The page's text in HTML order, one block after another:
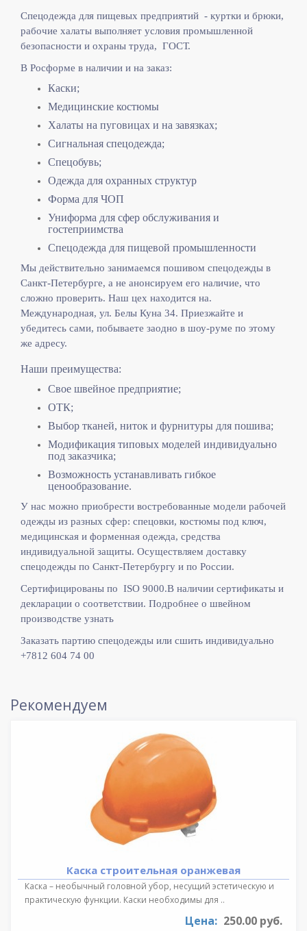
Спецодежда для пищевых предприятий - куртки и брюки,
рабочие халаты выполняет условия промышленной
безопасности и охраны труда, ГОСТ.
В Росформе в наличии и на заказ:
Каски;
Медицинские костюмы
Халаты на пуговицах и на завязках;
Сигнальная спецодежда;
Спецобувь;
Одежда для охранных структур
Форма для ЧОП
Униформа для сфер обслуживания и
гостеприимства
Спецодежда для пищевой промышленности
Мы действительно занимаемся пошивом спецодежды в
Санкт-Петербурге, а не анонсируем его наличие, что
сложно проверить. Наш цех находится на.
Международная, ул. Белы Куна 34. Приезжайте и
убедитесь сами, побываете заодно в шоу-руме по этому
же адресу.
Наши преимущества:
Свое швейное предприятие;
ОТК;
Выбор тканей, ниток и фурнитуры для пошива;
Модификация типовых моделей индивидуально
под заказчика;
Возможность устанавливать гибкое
ценообразование.
У нас можно приобрести востребованные модели рабочей
одежды из разных сфер: спецовки, костюмы под ключ,
медицинская и форменная одежда, средства
индивидуальной защиты. Осуществляем доставку
спецодежды по Санкт-Петербургу и по России.
Сертифицированы по ISO 9000.В наличии сертификаты и
декларации о соответствии. Подробнее о швейном
производстве узнать
Заказать партию спецодежды или сшить индивидуально
+7812 604 74 00
Рекомендуем
Каска строительная оранжевая
Каска – необычный головной убор, несущий эстетическую и
практическую функции. Каски необходимы для ..
Цена: 250.00 руб.